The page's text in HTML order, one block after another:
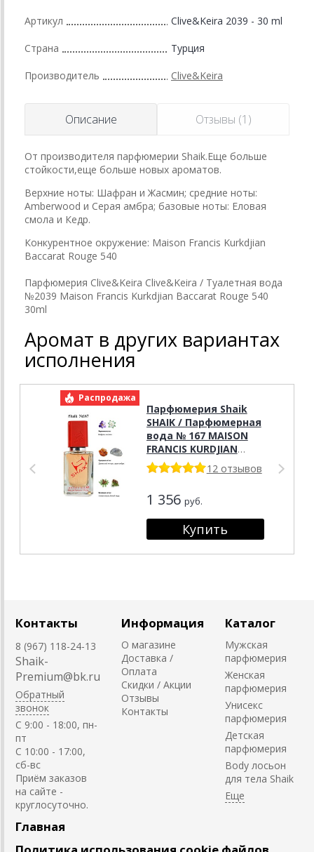
Артикул Clive&Keira 2039 - 30 ml
Страна Турция
Производитель Clive&Keira
Описание Отзывы (1)
От производителя парфюмерии Shaik.Еще больше
стойкости,еще больше новых ароматов.
Верхние ноты: Шафран и Жасмин; средние ноты:
Amberwood и Серая амбра; базовые ноты: Еловая
смола и Кедр.
Конкурентное окружение: Maison Francis Kurkdjian
Baccarat Rouge 540
Парфюмерия Clive&Keira Clive&Keira / Туалетная вода
№2039 Maison Francis Kurkdjian Baccarat Rouge 540
30ml
Аромат в других вариантах
исполнения
Распродажа
Парфюмерия Shaik
SHAIK / Парфюмерная
вода № 167 MAISON
FRANCIS KURDJIAN
BACCARAT ROUGE 540
UNISEX 50 мл
12 отзывов
1 356 руб.
Контакты
8 (967) 118-24-13
Shaik-
Premium@bk.ru
Обратный
звонок
C 9:00 - 18:00, пн-
пт
С 10:00 - 17:00,
сб-вс
Приём заказов
на сайте -
круглосуточно.
Информация
О магазине
Доставка /
Оплата
Скидки / Акции
Отзывы
Контакты
Каталог
Мужская
парфюмерия
Женская
парфюмерия
Унисекс
парфюмерия
Детская
парфюмерия
Body лосьон
для тела Shaik
Главная